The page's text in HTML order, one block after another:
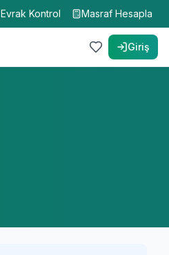
Evrak Kontrol Masraf Hesapla
Giriş